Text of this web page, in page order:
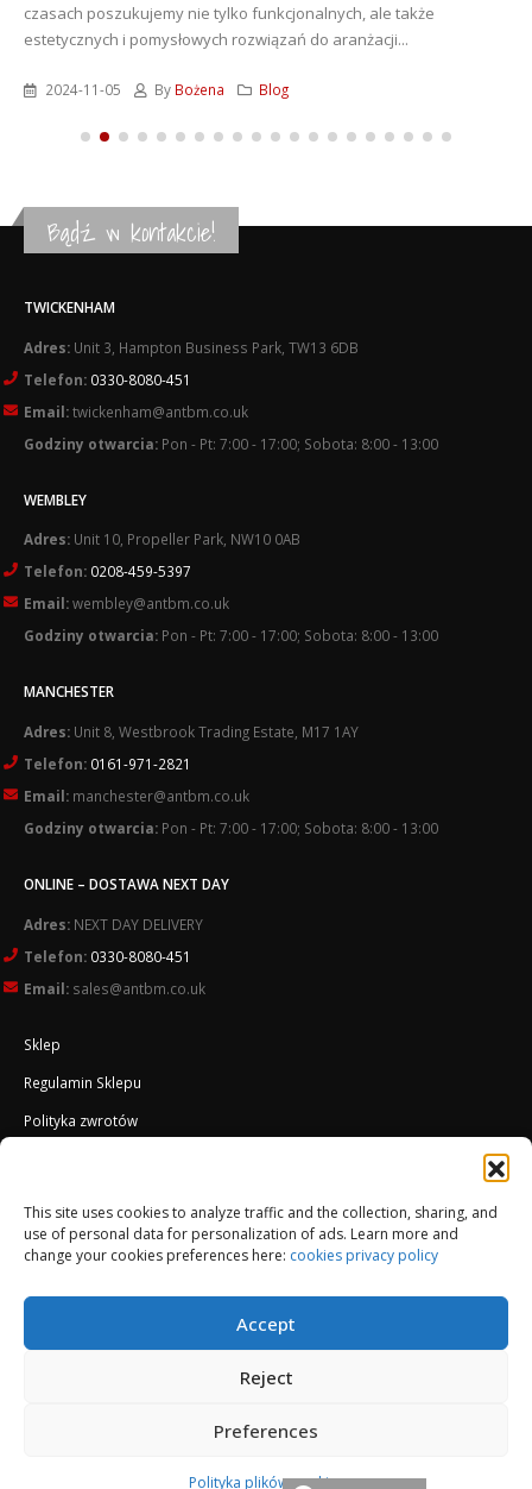
This site uses cookies to analyze traffic and the collection, sharing, and
use of personal data for personalization of ads. Learn more and
change your cookies preferences here: cookies privacy policy
Accept
Reject
Preferences
Polityka plików cookies
czasach poszukujemy nie tylko funkcjonalnych, ale także
estetycznych i pomysłowych rozwiązań do aranżacji...
2024-11-05 By Bożena Blog
Bądź w kontakcie!
TWICKENHAM
Adres: Unit 3, Hampton Business Park, TW13 6DB
Telefon: 0330-8080-451
Email:twickenham@antbm.co.uk
Godziny otwarcia: Pon - Pt: 7:00 - 17:00; Sobota: 8:00 - 13:00
WEMBLEY
Adres: Unit 10, Propeller Park, NW10 0AB
Telefon: 0208-459-5397
Email:wembley@antbm.co.uk
Godziny otwarcia: Pon - Pt: 7:00 - 17:00; Sobota: 8:00 - 13:00
MANCHESTER
Adres: Unit 8, Westbrook Trading Estate, M17 1AY
Telefon: 0161-971-2821
Email: manchester@antbm.co.uk
Godziny otwarcia: Pon - Pt: 7:00 - 17:00; Sobota: 8:00 - 13:00
ONLINE – DOSTAWA NEXT DAY
Adres: NEXT DAY DELIVERY
Telefon: 0330-8080-451
Email: sales@antbm.co.uk
Sklep
Regulamin Sklepu
Polityka zwrotów
Docieplenie EWI ETICS
© Copyright 2013-2026. All Rights Reserved.